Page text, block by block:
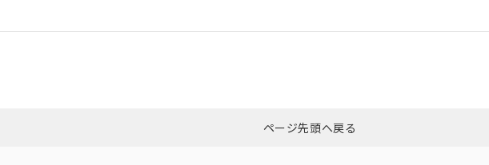
ダウンロードはこちらページ先頭へ戻る